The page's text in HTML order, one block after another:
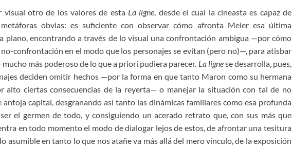
visual otro de los valores de esta La ligne, desde el cual la cineasta es capaz de
obvias: es suficiente con observar cómo afronta Meier esa última
plano, encontrando a través de lo visual una confrontación ambigua —por cómo
no-confrontación en el modo que los personajes se evitan (pero no)—, para atisbar
más poderoso de lo que a priori pudiera parecer. La lignese desarrolla, pues,
deciden omitir hechos —por la forma en que tanto Maron como su hermana
alto ciertas consecuencias de la reyerta— o manejar la situación con tal de no
capital, desgranando así tanto las dinámicas familiares como esa profunda
el germen de todo, y consiguiendo un acerado retrato que, con sus más que
en todo momento el modo de dialogar lejos de estos, de afrontar una tesitura
asumible en tanto lo que nos atañe va más allá del mero vínculo, de la exposición